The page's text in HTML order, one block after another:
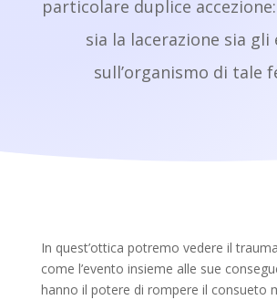
particolare duplice
sia la lacerazione sia
sull’organismo di tale
In quest’ottica potremo vedere il
come l’evento insieme alle sue
hanno il potere di rompere il consueto